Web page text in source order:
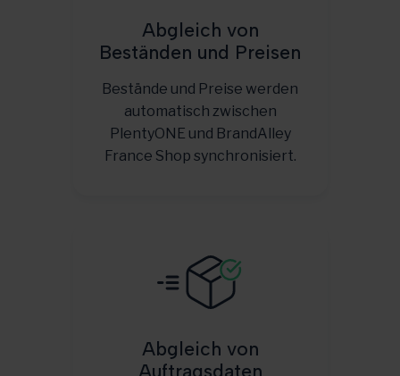
Abgleich von
Beständen und Preisen
Bestände und Preise werden
automatisch zwischen
PlentyONE und BrandAlley
France Shop synchronisiert.
Abgleich von
Auftragsdaten